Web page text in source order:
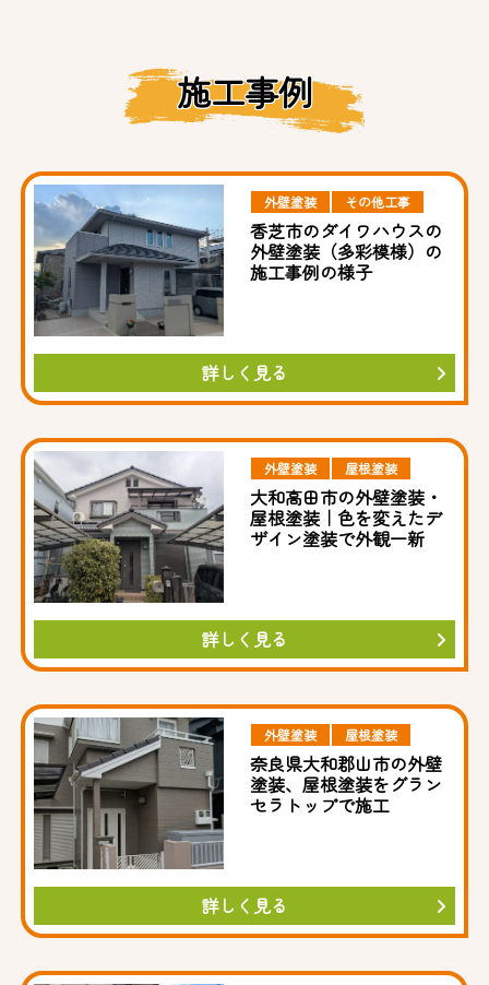
施工事例
外壁塗装 その他工事
香芝市のダイワハウスの
外壁塗装（多彩模様）の
施工事例の様子
詳しく見る
外壁塗装 屋根塗装
大和高田市の外壁塗装・
屋根塗装｜色を変えたデ
ザイン塗装で外観一新
詳しく見る
外壁塗装 屋根塗装
奈良県大和郡山市の外壁
塗装、屋根塗装をグラン
セラトップで施工
詳しく見る